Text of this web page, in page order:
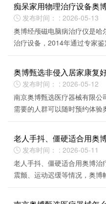
痴呆家用物理治疗设备奥
 发布时间： : 2026-05-13
奥博经颅磁电脑病治疗仪是
治疗设备，2014年通过专家
奥博甄选非侵入居家康复
 发布时间： : 2026-05-12
南京奥博甄选医疗器械有限
需要的人群可以随时预约体
老人手抖、僵硬适合用奥
 发布时间： : 2026-05-11
老人手抖、僵硬适合用奥博治
震颤、运动迟缓等情况，奥博